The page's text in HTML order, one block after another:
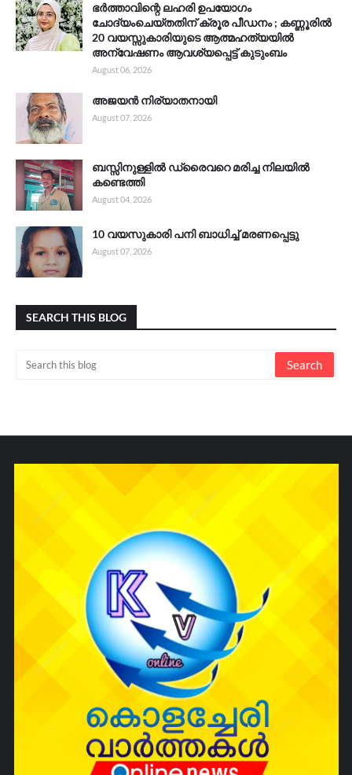
ഭർത്താവിന്റെ ലഹരി ഉപയോഗം
ചോദ്യംചെയ്തതിന് ക്രൂര പീഡനം ; കണ്ണൂരിൽ
20 വയസ്സുകാരിയുടെ ആത്മഹത്യയിൽ
അന്വേഷണം ആവശ്യപ്പെട്ട് കുടുംബം
August 06, 2026
അജയൻ നിര്യാതനായി
August 07, 2026
ബസ്സിനുള്ളിൽ ഡ്രൈവറെ മരിച്ച നിലയിൽ
കണ്ടെത്തി
August 04, 2026
10 വയസുകാരി പനി ബാധിച്ച് മരണപ്പെട്ടു
August 07, 2026
SEARCH THIS BLOG